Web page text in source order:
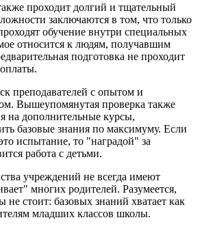
проходит долгий и тщательный
заключаются в том, что только
обучение внутри специальных
относится к людям, получавшим
подготовка не проходит
преподавателей с опытом и
Вышеупомянутая проверка также
на дополнительные курсы,
базовые знания по максимуму. Если
испытание, то "наградой" за
работа с детьми.
учреждений не всегда имеют
многих родителей. Разумеется,
не стоит: базовых знаний хватает как
младших классов школы.